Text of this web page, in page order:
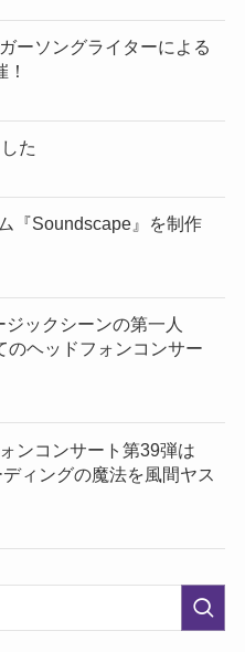
ーソングライターによる
た
『Soundscape』を制作
ジックシーンの第一人
のヘッドフォンコンサー
ンコンサート第39弾は
ィングの魔法を風間ヤス